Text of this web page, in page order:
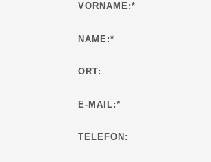
VORNAME:*
NAME:*
ORT:
E-MAIL:*
TELEFON: